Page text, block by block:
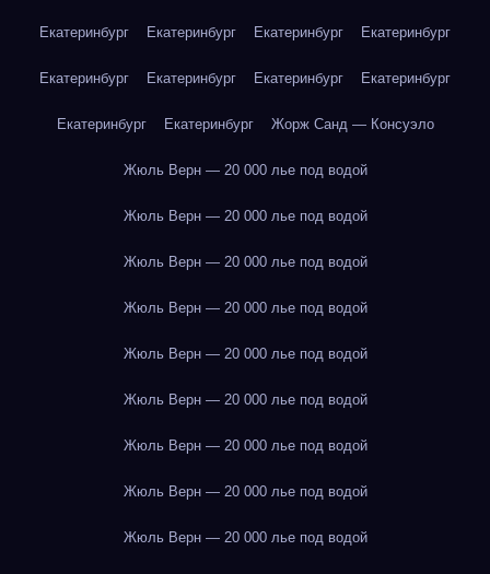
Екатеринбург Екатеринбург Екатеринбург Екатеринбург
Екатеринбург Екатеринбург Екатеринбург Екатеринбург
Екатеринбург Екатеринбург Жорж Санд — Консуэло
Жюль Верн — 20 000 лье под водой
Жюль Верн — 20 000 лье под водой
Жюль Верн — 20 000 лье под водой
Жюль Верн — 20 000 лье под водой
Жюль Верн — 20 000 лье под водой
Жюль Верн — 20 000 лье под водой
Жюль Верн — 20 000 лье под водой
Жюль Верн — 20 000 лье под водой
Жюль Верн — 20 000 лье под водой